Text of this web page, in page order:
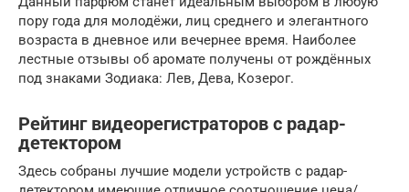
пору года для молодёжи, лиц среднего и элегантного
возраста в дневное или вечернее время. Наиболее
лестные отзывы об аромате получены от рождённых
под знаками Зодиака: Лев, Дева, Козерог.
Рейтинг видеорегистраторов с радар-
детектором
Здесь собраны лучшие модели устройств с радар-